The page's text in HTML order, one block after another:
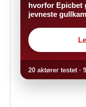
hvorfor Epicbet
jevneste
20 aktører testet ·